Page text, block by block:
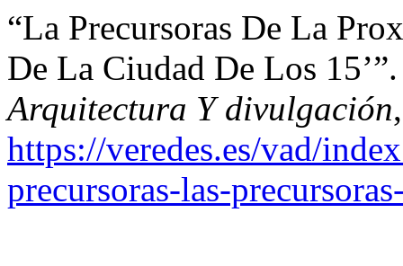
“La Precursoras De La
De La Ciudad De Los
Arquitectura Y divulgación
https://veredes.es/vad/
precursoras-las-